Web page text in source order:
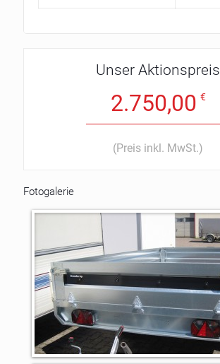
Unser Aktionspreis
2.750,00 €
(Preis inkl. MwSt.)
Fotogalerie